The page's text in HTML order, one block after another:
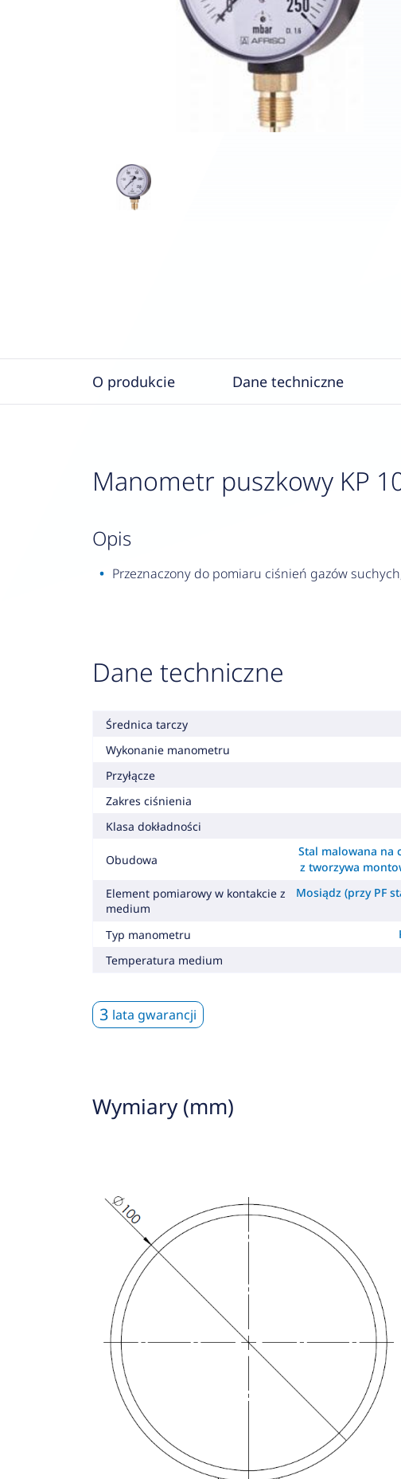
O produkcie Dane techniczne
Manometr puszkowy KP
opis
Przeznaczony do pomiaru ciśnień gazów
Dane techniczne
Średnica tarczy
Wykonanie manometru
Przyłącze
Zakres ciśnienia
Klasa dokładności
Obudowa
Stal malowana na
z tworzywa
Element pomiarowy w kontakcie z
medium
Mosiądz (przy PF
Typ manometru
Temperatura medium
3 lata gwarancji
Wymiary (mm)